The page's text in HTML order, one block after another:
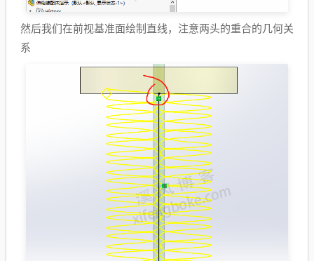
然后我们在前视基准面绘制直线，注意两头的重合的几何关
系